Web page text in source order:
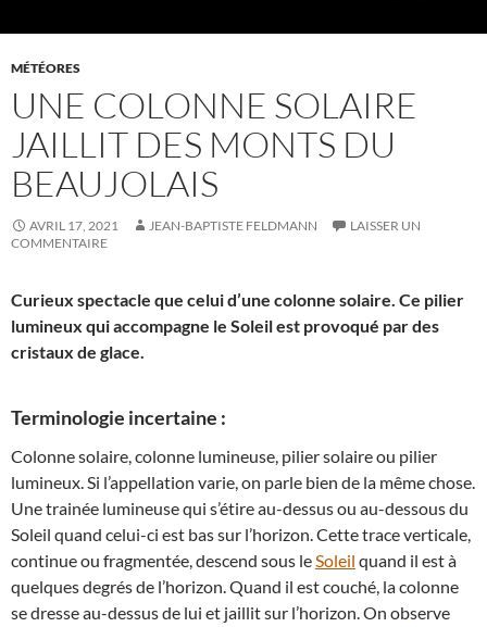
MÉTÉORES
UNE COLONNE SOLAIRE
JAILLIT DES MONTS DU
BEAUJOLAIS
AVRIL 17, 2021 JEAN-BAPTISTE FELDMANN
LAISSER UN
COMMENTAIRE
Curieux spectacle que celui d’une colonne solaire. Ce pilier
lumineux qui accompagne le Soleil est provoqué par des
cristaux de glace.
Terminologie incertaine :
Colonne solaire, colonne lumineuse, pilier solaire ou pilier
lumineux. Si l’appellation varie, on parle bien de la même chose.
Une trainée lumineuse qui s’étire au-dessus ou au-dessous du
Soleil quand celui-ci est bas sur l’horizon. Cette trace verticale,
continue ou fragmentée, descend sous leSoleil quand il est à
quelques degrés de l’horizon. Quand il est couché, la colonne
se dresse au-dessus de lui et jaillit sur l’horizon. On observe